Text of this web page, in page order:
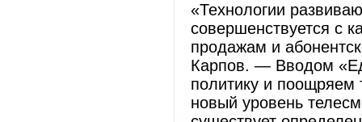
«Технологии
совершенствуется с
продажам и
Карпов. — Вводом
политику и поощряем
новый уровень